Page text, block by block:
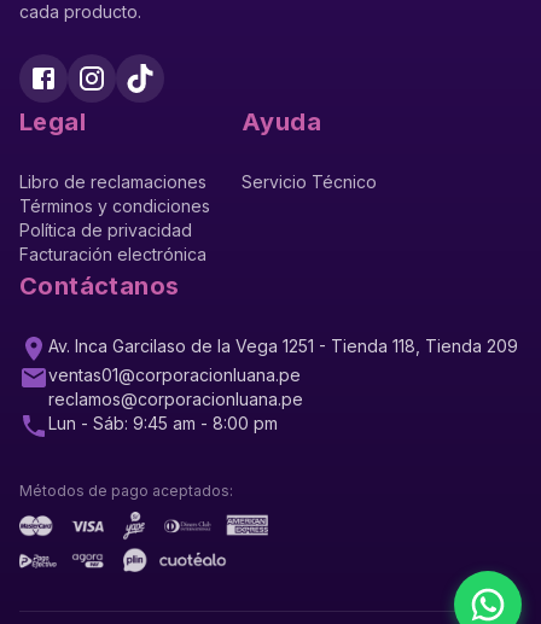
cada producto.
Legal
Libro de reclamaciones
Términos y condiciones
Política de privacidad
Facturación electrónica
Ayuda
Servicio Técnico
Contáctanos
Av. Inca Garcilaso de la Vega 1251 - Tienda 118, Tienda 209
ventas01@corporacionluana.pe
reclamos@corporacionluana.pe
Lun - Sáb: 9:45 am - 8:00 pm
Métodos de pago aceptados: